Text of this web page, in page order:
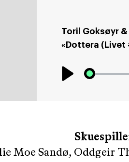
Toril Goksøyr
«Dottera (Livet
Moe Sandø, Oddgeir